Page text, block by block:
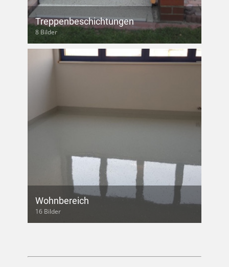
Treppenbeschichtungen
8 Bilder
Wohnbereich
16 Bilder